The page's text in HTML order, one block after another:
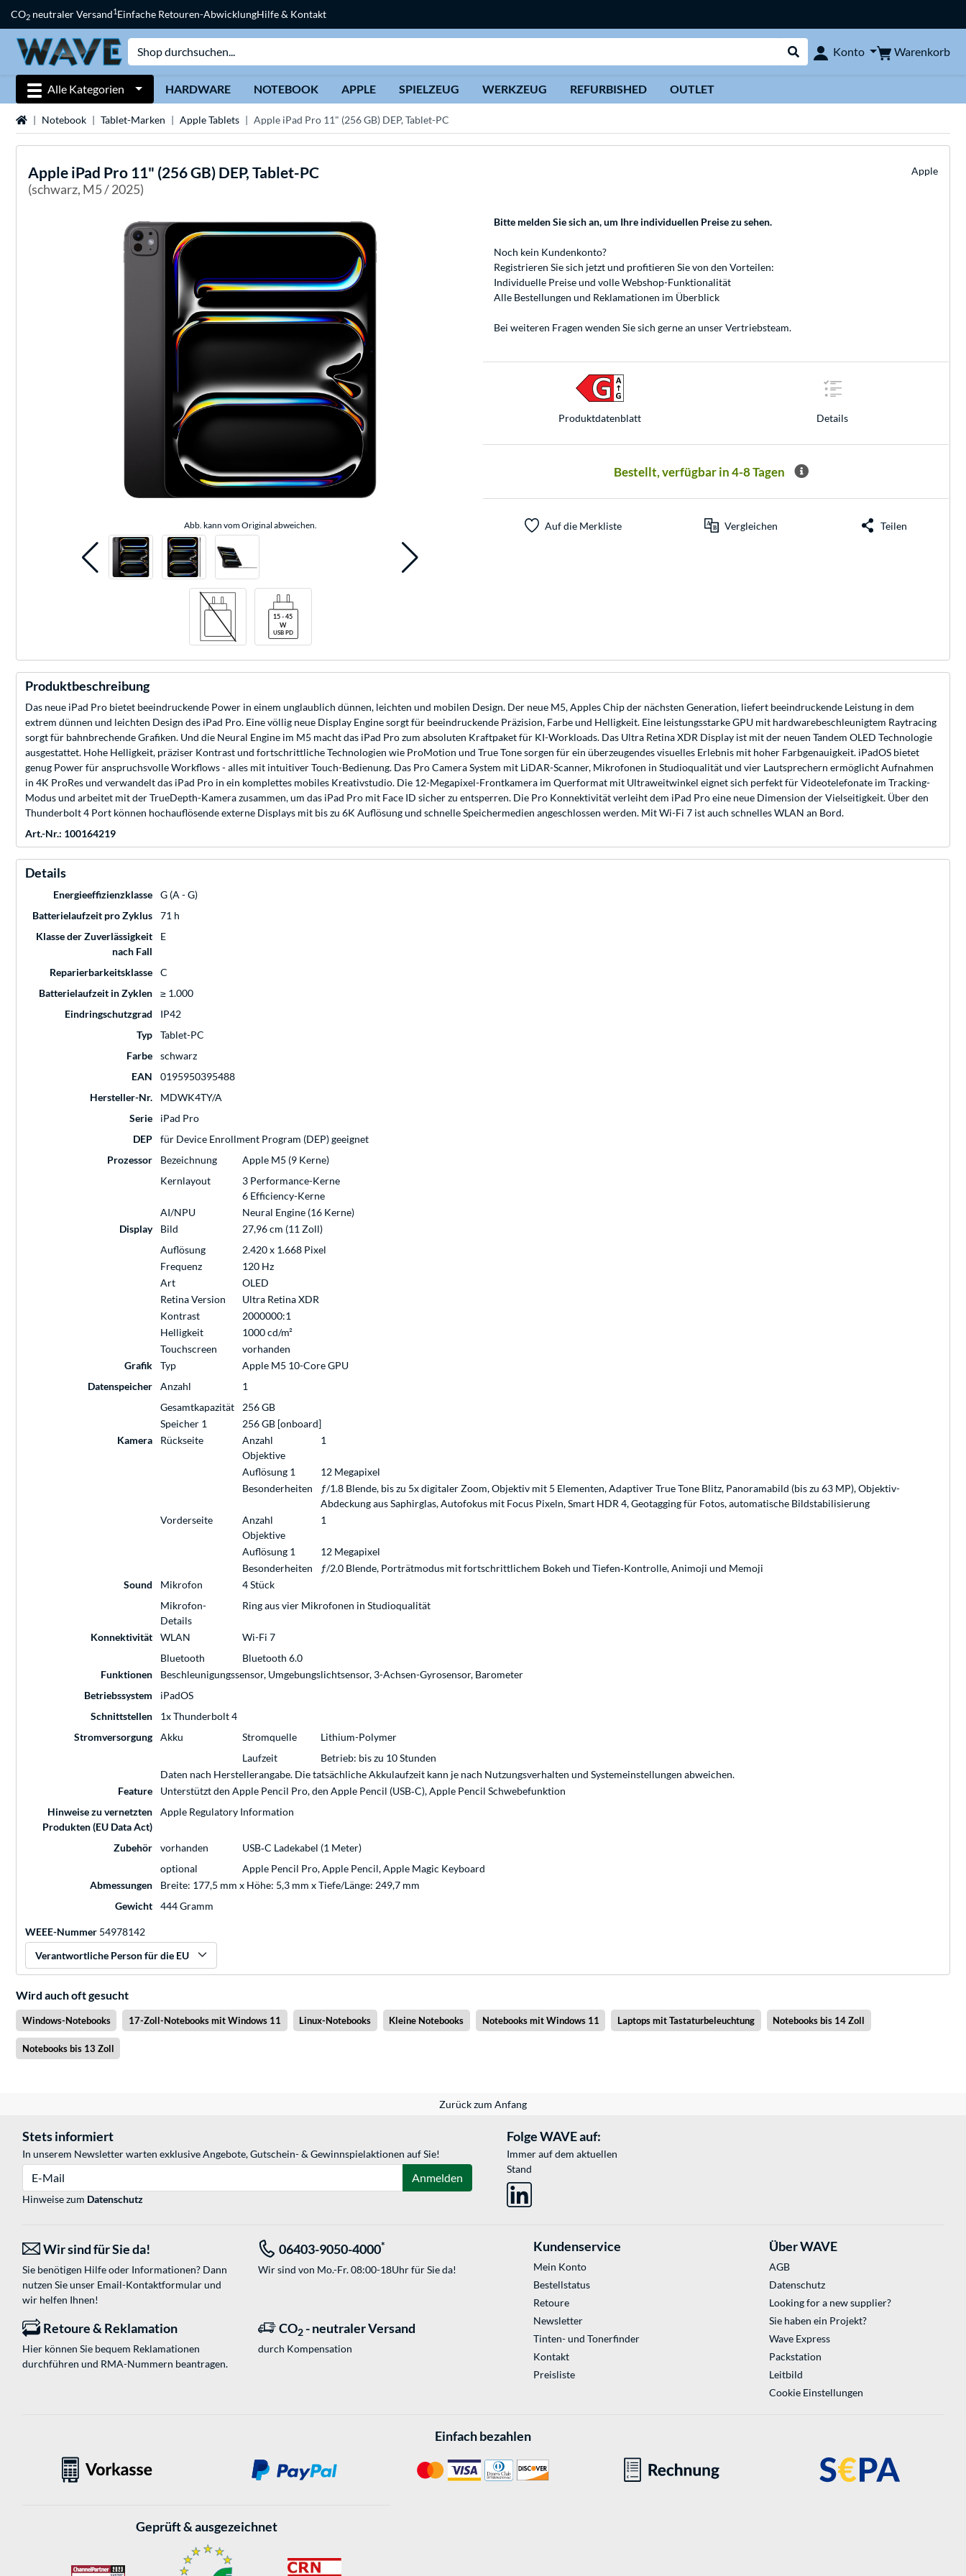
CO2 neutraler Versand1Einfache Retouren-AbwicklungHilfe & Kontakt
Suche durchführen
Konto Warenkorb
Alle Kategorien HARDWARE NOTEBOOK APPLE SPIELZEUG WERKZEUG REFURBISHED OUTLET
StartseiteNotebook Tablet-Marken Apple Tablets Apple iPad Pro 11" (256 GB) DEP, Tablet-PC
Apple iPad Pro 11" (256 GB) DEP, Tablet-PC
(schwarz, M5 / 2025)
Apple
Abb. kann vom Original abweichen.
Bitte melden Sie sich an, um Ihre individuellen Preise zu sehen.
Noch kein Kundenkonto?
Registrieren Sie sich jetzt und profitieren Sie von den Vorteilen:
Individuelle Preise und volle Webshop-Funktionalität
Alle Bestellungen und Reklamationen im Überblick
Bei weiteren Fragen wenden Sie sich gerne an unserVertriebsteam.
Produkt­datenblatt Details
Bestellt, verfügbar in 4-8 Tagen
Auf die Merkliste Vergleichen Teilen
Produktbeschreibung
Das neue iPad Pro bietet beeindruckende Power in einem unglaublich dünnen, leichten und mobilen Design. Der neue M5, Apples Chip der nächsten Generation, liefert beeindruckende Leistung in dem
extrem dünnen und leichten Design des iPad Pro. Eine völlig neue Display Engine sorgt für beeindruckende Präzision, Farbe und Helligkeit. Eine leistungsstarke GPU mit hardwarebeschleunigtem Raytracing
sorgt für bahnbrechende Grafiken. Und die Neural Engine im M5 macht das iPad Pro zum absoluten Kraftpaket für KI-Workloads. Das Ultra Retina XDR Display ist mit der neuen Tandem OLED Technologie
ausgestattet. Hohe Helligkeit, präziser Kontrast und fortschrittliche Technologien wie ProMotion und True Tone sorgen für ein überzeugendes visuelles Erlebnis mit hoher Farbgenauigkeit. iPadOS bietet
genug Power für anspruchsvolle Workflows - alles mit intuitiver Touch-Bedienung. Das Pro Camera System mit LiDAR-Scanner, Mikrofonen in Studioqualität und vier Lautsprechern ermöglicht Aufnahmen
in 4K ProRes und verwandelt das iPad Pro in ein komplettes mobiles Kreativstudio. Die 12-Megapixel-Frontkamera im Querformat mit Ultraweitwinkel eignet sich perfekt für Videotelefonate im Tracking-
Modus und arbeitet mit der TrueDepth-Kamera zusammen, um das iPad Pro mit Face ID sicher zu entsperren. Die Pro Konnektivität verleiht dem iPad Pro eine neue Dimension der Vielseitigkeit. Über den
Thunderbolt 4 Port können hochauflösende externe Displays mit bis zu 6K Auflösung und schnelle Speichermedien angeschlossen werden. Mit Wi-Fi 7 ist auch schnelles WLAN an Bord.
Art.-Nr.: 100164219
Details
Energieeffizienzklasse
G (A - G)
Batterielaufzeit pro Zyklus
71 h
Klasse der Zuverlässigkeit
nach Fall
E
Reparierbarkeitsklasse
C
Batterielaufzeit in Zyklen
≥ 1.000
Eindringschutzgrad
IP42
Typ
Tablet-PC
Farbe
schwarz
EAN
0195950395488
Hersteller-Nr.
MDWK4TY/A
Serie
iPad Pro
DEP
für Device Enrollment Program (DEP) geeignet
Prozessor
Bezeichnung
Apple M5 (9 Kerne)
Kernlayout
3 Performance-Kerne
6 Efficiency-Kerne
AI/NPU
Neural Engine (16 Kerne)
Display
Bild
27,96 cm (11 Zoll)
Auflösung
2.420 x 1.668 Pixel
Frequenz
120 Hz
Art
OLED
Retina Version
Ultra Retina XDR
Kontrast
2000000:1
Helligkeit
1000 cd/m²
Touchscreen
vorhanden
Grafik
Typ
Apple M5 10-Core GPU
Datenspeicher
Anzahl
1
Gesamtkapazität
256 GB
Speicher 1
256 GB [onboard]
Kamera
Rückseite
Anzahl
Objektive
1
Auflösung 1
12 Megapixel
Besonderheiten
ƒ/1.8 Blende, bis zu 5x digitaler Zoom, Objektiv mit 5 Elementen, Adaptiver True Tone Blitz, Panoramabild (bis zu 63 MP), Objektiv-
Abdeckung aus Saphirglas, Autofokus mit Focus Pixeln, Smart HDR 4, Geotagging für Fotos, automatische Bild­stabilisierung
Vorderseite
Anzahl
Objektive
1
Auflösung 1
12 Megapixel
Besonderheiten
ƒ/2.0 Blende, Porträtmodus mit fortschritt­lichem Bokeh und Tiefen‑Kontrolle, Animoji und Memoji
Sound
Mikrofon
4 Stück
Mikrofon-
Details
Ring aus vier Mikrofonen in Studioqualität
Konnektivität WLAN
Wi-Fi 7
Bluetooth
Bluetooth 6.0
Funktionen
Beschleunigungssensor, Umgebungslichtsensor, 3-Achsen-Gyrosensor, Barometer
Betriebssystem
iPadOS
Schnittstellen
1x Thunderbolt 4
Stromversorgung
Akku Stromquelle
Lithium-Polymer
Laufzeit
Betrieb: bis zu 10 Stunden
Daten nach Herstellerangabe. Die tatsächliche Akkulaufzeit kann je nach Nutzungsverhalten und Systemeinstellungen abweichen.
Feature
Unterstützt den Apple Pencil Pro, den Apple Pencil (USB‑C), Apple Pencil Schwebefunktion
Hinweise zu vernetzten
Produkten (EU Data Act)
Apple Regulatory Information
Zubehör vorhanden
USB‑C Ladekabel (1 Meter)
optional
Apple Pencil Pro, Apple Pencil, Apple Magic Keyboard
Abmessungen
Breite: 177,5 mm x Höhe: 5,3 mm x Tiefe/Länge: 249,7 mm
Gewicht
444 Gramm
WEEE-Nummer 54978142
Verantwortliche Person für die EU
Wird auch oft gesucht
Windows-Notebooks 17-Zoll-Notebooks mit Windows 11 Linux-Notebooks Kleine Notebooks Notebooks mit Windows 11 Laptops mit Tastaturbeleuchtung Notebooks bis 14 Zoll
Notebooks bis 13 Zoll
Zurück zum Anfang
Stets informiert
In unserem Newsletter warten exklusive Angebote, Gutschein- & Gewinnspielaktionen auf Sie!
Anmelden
Hinweise zum Datenschutz
Folge WAVE auf:
Immer auf dem aktuellen
Stand
Wir sind für Sie da!
Sie benötigen Hilfe oder Informationen? Dann
nutzen Sie unser Email-Kontaktformularund
wir helfen Ihnen!
06403-9050-4000*
Wir sind von Mo.-Fr. 08:00-18Uhr für Sie da!
Retoure & Reklamation
Hier können Sie bequem Reklamationen
durchführen und RMA-Nummern beantragen.
CO2 - neutraler Versand
durch Kompensation
Kundenservice
Mein Konto
Bestellstatus
Retoure
Newsletter
Tinten- und Tonerfinder
Kontakt
Preisliste
Über WAVE
AGB
Datenschutz
Looking for a new supplier?
Sie haben ein Projekt?
Wave Express
Packstation
Leitbild
Cookie Einstellungen
Einfach bezahlen
Geprüft & ausgezeichnet